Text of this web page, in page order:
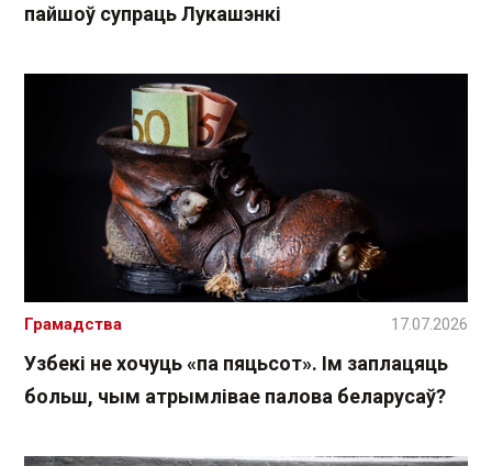
пайшоў супраць Лукашэнкі
Узбекі не хочуць «па пяцьсот». Ім заплацяць
больш, чым атрымлівае палова беларусаў?
Грамадства 17.07.2026